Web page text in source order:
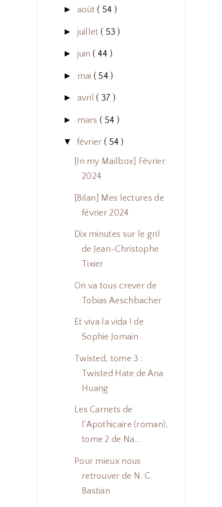
► août ( 54 )
► juillet ( 53 )
► juin ( 44 )
► mai ( 54 )
► avril( 37 )
► mars ( 54 )
▼ février ( 54 )
[In my Mailbox] Février
2024
[Bilan] Mes lectures de
février 2024
Dix minutes sur le gril
de Jean-Christophe
Tixier
On va tous crever de
Tobias Aeschbacher
Et viva la vida ! de
Sophie Jomain
Twisted, tome 3 :
Twisted Hate de Ana
Huang
Les Carnets de
l'Apothicaire (roman),
tome 2 de Na...
Pour mieux nous
retrouver de N. C.
Bastian